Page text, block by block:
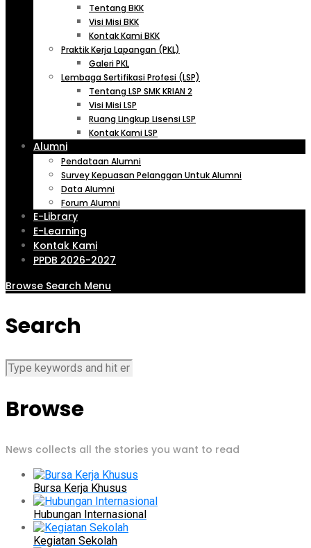
Tentang BKK
Visi Misi BKK
Kontak Kami BKK
Praktik Kerja Lapangan (PKL)
Galeri PKL
Lembaga Sertifikasi Profesi (LSP)
Tentang LSP SMK KRIAN 2
Visi Misi LSP
Ruang Lingkup Lisensi LSP
Kontak Kami LSP
Alumni
Pendataan Alumni
Survey Kepuasan Pelanggan Untuk Alumni
Data Alumni
Forum Alumni
E-Library
E-Learning
Kontak Kami
PPDB 2026-2027
Browse Search Menu
Search
Browse
News collects all the stories you want to read
Bursa Kerja Khusus
Hubungan Internasional
Kegiatan Sekolah